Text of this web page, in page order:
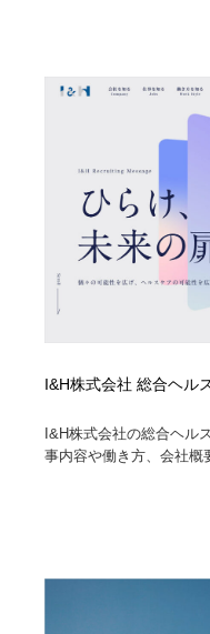
I&H株式会社 総合ヘル
I&H株式会社の総合ヘル
事内容や働き方、会社概